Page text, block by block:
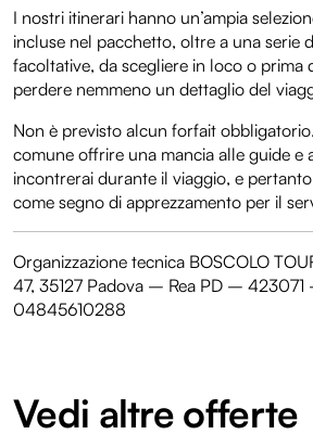
I nostri itinerari hanno un’ampia
incluse nel pacchetto, oltre a una serie
facoltative, da scegliere in loco o prima
perdere nemmeno un dettaglio del
Non è previsto alcun forfait
comune offrire una mancia alle guide e
incontrerai durante il viaggio, e
come segno di apprezzamento per il
Organizzazione tecnica BOSCOLO
47, 35127 Padova – Rea PD – 423071
04845610288
Vedi altre offerte